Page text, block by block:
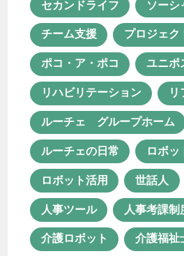
人事ツール 人事考課制
介護ロボット 介護福祉
仕事の醍醐味 余暇活動
保育士資格が活かせる職業
保育所等訪問支援 働き
働き甲斐 児童発達支援
児童発達支援・放課後等デ
児童発達支援管理責任者
共同生活援助 医療×福
セカンドライフ ソーシ
チーム支援 プロジェク
ポコ・ア・ポコ ユニポ
リハビリテーション リ
ルーチェ グループホーム
ルーチェの日常 ロボッ
ロボット活用 世話人
人事ツール 人事考課制
介護ロボット 介護福祉